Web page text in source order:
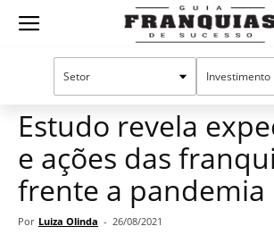
Guia
Manual do sucesso
Estudo revela
e ações das
frente a pandemia
Por Luiza Olinda - 26/08/2021